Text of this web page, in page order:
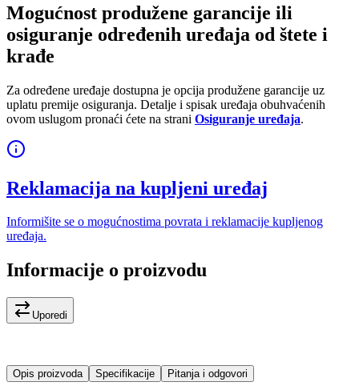
Mogućnost produžene garancije ili
osiguranje određenih uređaja od štete i
krađe
Za određene uređaje dostupna je opcija produžene garancije uz
uplatu premije osiguranja. Detalje i spisak uređaja obuhvaćenih
ovom uslugom pronaći ćete na strani Osiguranje uređaja.
Reklamacija na kupljeni uređaj
Informišite se o mogućnostima povrata i reklamacije kupljenog
uređaja.
Informacije o proizvodu
Uporedi
Opis proizvoda Specifikacije Pitanja i odgovori